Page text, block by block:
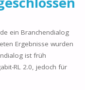
ein Branchendialog
Ergebnisse wurden
ist früh
RL 2.0, jedoch für